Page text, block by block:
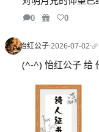
0 0
怡红公子·2026-07-02·
(^-^) 怡红公子 给